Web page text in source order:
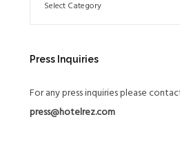
Press Inquiries
For any press inquiries please
press@hotelrez.com